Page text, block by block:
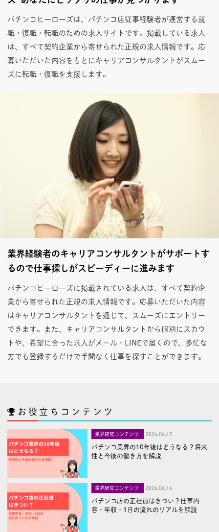
パチンコヒーローズは、パチンコ店従事経験者が運営する就
職・復職・転職のための求人サイトです。掲載している求人
は、すべて契約企業から寄せられた正規の求人情報です。応
募いただいた内容をもとにキャリアコンサルタントがスムー
ズに転職・復職を支援します。
業界経験者のキャリアコンサルタントがサポートす
るので仕事探しがスピーディーに進みます
パチンコヒーローズに掲載されている求人は、すべて契約企
業から寄せられた正規の求人情報です。応募いただいた内容
はキャリアコンサルタントを通じて、スムーズにエントリー
できます。また、キャリアコンサルタントから個別にスカウ
トや、希望に合った求人がメール・LINEで届くので、多忙な
方でも登録するだけで手間なく仕事を探すことができます。
お役立ちコンテンツ
業界研究コンテンツ 2026,06,17
パチンコ業界の10年後はどうなる？将来
性と今後の働き方を解説
業界研究コンテンツ 2026,06,16
パチンコ店の正社員はきつい？仕事内
容・年収・1日の流れのリアルを解説